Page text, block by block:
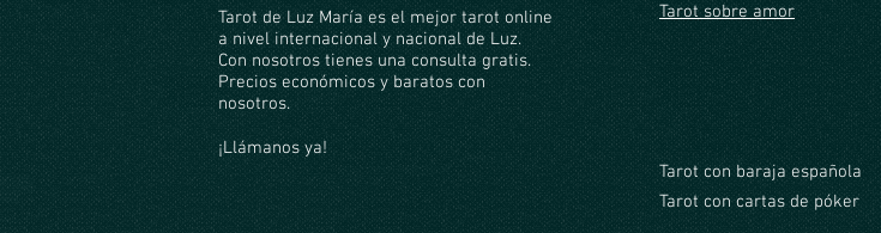
Tarot de Luz María es el mejor tarot online
a nivel internacional y nacional de Luz.
Con nosotros tienes una consulta gratis.
Precios económicos y baratos con
nosotros.
¡Llámanos ya!
Tarot sobre amor
Tarot con baraja española
Tarot con cartas de póker